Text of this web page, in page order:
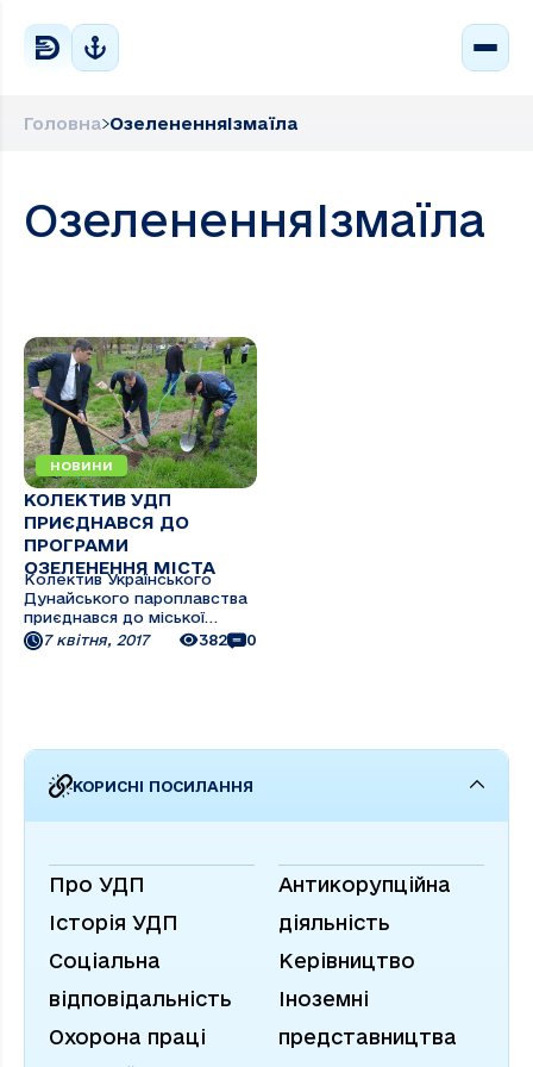
Головна ОзелененняІзмаїла
ОзелененняІзмаїла
НОВИНИ
КОЛЕКТИВ УДП
ПРИЄДНАВСЯ ДО
ПРОГРАМИ
ОЗЕЛЕНЕННЯ МІСТА
Колектив Українського
Дунайського пароплавства
приєднався до міської
програми оновлення
зеленого вбрання Ізмаїла. 5
саджанців сосни. За
7 квітня, 2017 382 0
КОРИСНІ ПОСИЛАННЯ
Про УДП
Історія УДП
Соціальна
відповідальність
Охорона праці
Антикорупційна
діяльність
Керівництво
Іноземні
представництва